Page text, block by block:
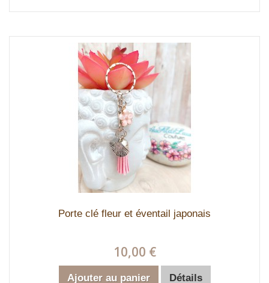
Porte clé fleur et éventail japonais
10,00 €
Ajouter au panier Détails